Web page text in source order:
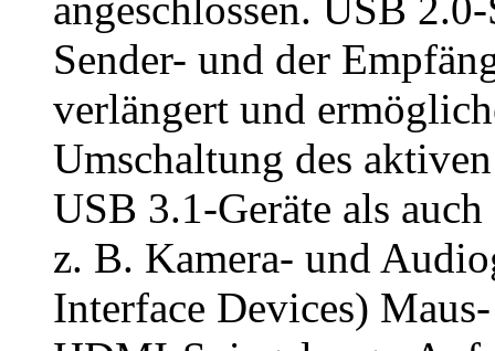
angeschlossen. USB
Sender- und der
verlängert und
Umschaltung des
USB 3.1-Geräte als
z. B. Kamera- und
Interface Devices)